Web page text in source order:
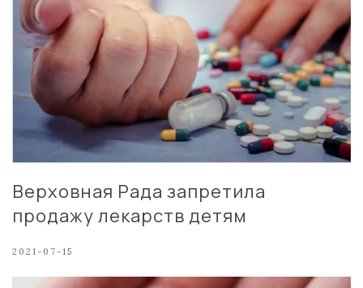
Верховная Рада запретила
продажу лекарств детям
2021-07-15